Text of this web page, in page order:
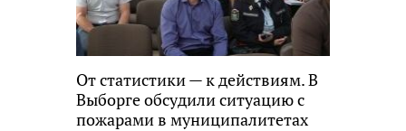
От статистики — к действиям. В
Выборге обсудили ситуацию с
пожарами в муниципалитетах